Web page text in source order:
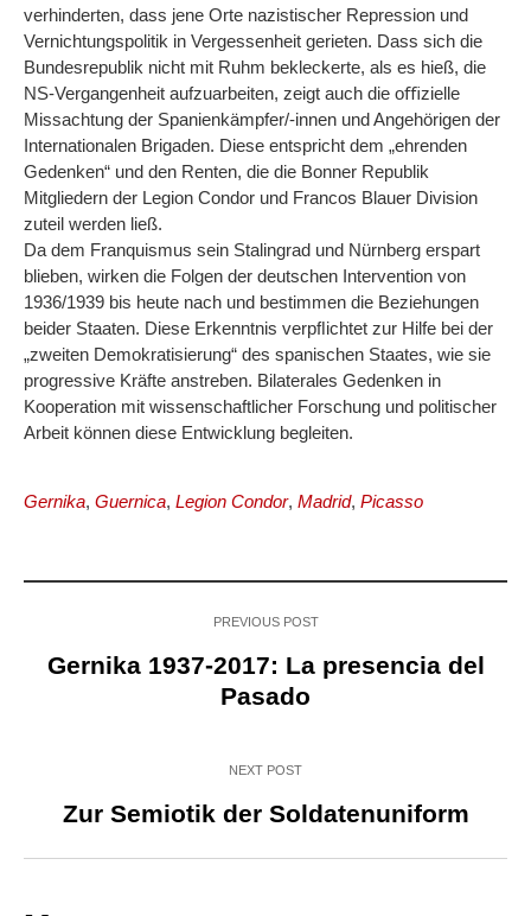
verhinderten, dass jene Orte nazistischer Repression und
Vernichtungspolitik in Vergessenheit gerieten. Dass sich die
Bundesrepublik nicht mit Ruhm bekleckerte, als es hieß, die
NS-Vergangenheit aufzuarbeiten, zeigt auch die oﬃzielle
Missachtung der Spanienkämpfer/-innen und Angehörigen der
Internationalen Brigaden. Diese entspricht dem „ehrenden
Gedenken“ und den Renten, die die Bonner Republik
Mitgliedern der Legion Condor und Francos Blauer Division
zuteil werden ließ.
Da dem Franquismus sein Stalingrad und Nürnberg erspart
blieben, wirken die Folgen der deutschen Intervention von
1936/1939 bis heute nach und bestimmen die Beziehungen
beider Staaten. Diese Erkenntnis verpﬂichtet zur Hilfe bei der
„zweiten Demokratisierung“ des spanischen Staates, wie sie
progressive Kräfte anstreben. Bilaterales Gedenken in
Kooperation mit wissenschaftlicher Forschung und politischer
Arbeit können diese Entwicklung begleiten.
Gernika, Guernica, Legion Condor, Madrid, Picasso
PREVIOUS POST
Gernika 1937-2017: La presencia del
Pasado
NEXT POST
Zur Semiotik der Soldatenuniform